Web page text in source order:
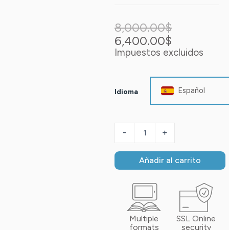
8,000.00$precio
era:
6,400.00$
precio
es:
Impuestos excluidos
Idioma Español
-
Conseguida
Español
cantidad
+
Añadir al carrito
Multiple
formats
SSL Online
security